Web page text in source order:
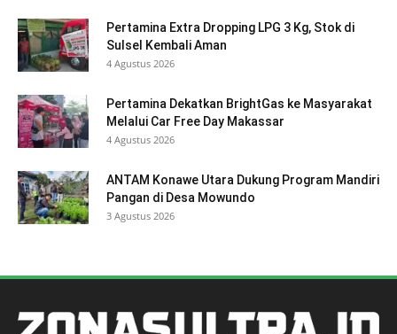
Pertamina Extra Dropping LPG 3 Kg, Stok di
Sulsel Kembali Aman
4 Agustus 2026
Pertamina Dekatkan BrightGas ke Masyarakat
Melalui Car Free Day Makassar
4 Agustus 2026
ANTAM Konawe Utara Dukung Program Mandiri
Pangan di Desa Mowundo
3 Agustus 2026